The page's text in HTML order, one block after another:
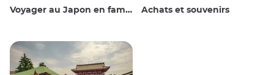
Voyager au Japon en famille Achats et souvenirs